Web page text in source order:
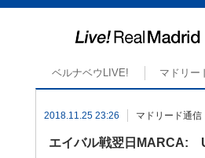
ベルナベウLIVE! マドリー
2018.11.25 23:26 マドリード通信
エイバル戦翌日MARCA: